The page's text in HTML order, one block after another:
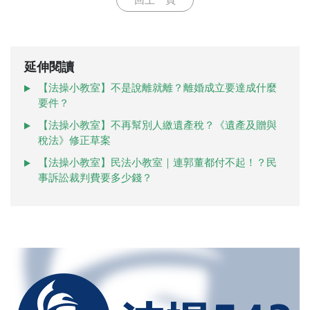
延伸閱讀
【法操小教室】不是說離就離？離婚成立要達成什麼
要件？
【法操小教室】不再幫別人繳遺產稅？《遺產及贈與
稅法》修正草案
【法操小教室】民法小教室｜連郭董都付不起！？民
事訴訟裁判費要多少錢？